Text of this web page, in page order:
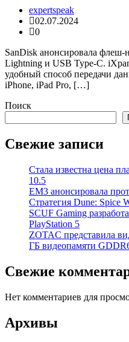
expertspeak
02.07.2024
0
SanDisk анонсировала флеш-
Lightning и USB Type-C.
удобный способ передачи
iPhone, iPad Pro, […]
Поиск
Свежие записи
Стала известна цена
10.5
EM3 анонсировала
Стратегия Dune: Spice
SCUF Gaming
PlayStation 5
ZOTAC представила
ГБ видеопамяти
Свежие
Нет комментариев для
Архивы